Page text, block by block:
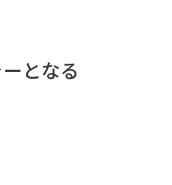
となる